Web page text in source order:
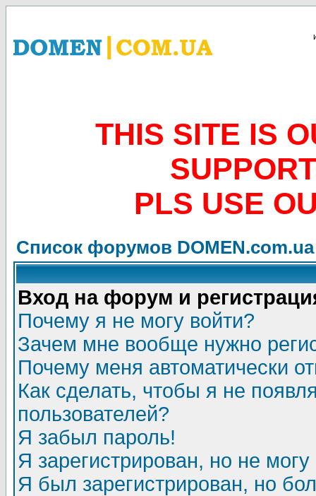
THIS SITE IS
PLS USE
Список форумов DOMEN.com.ua
Вход на форум и
Почему я не могу войти?
Зачем мне вообще нужно
Почему меня автоматически
Как сделать, чтобы я не
пользователей?
Я забыл пароль!
Я зарегистрирован, но не могу
Я был зарегистрирован, но